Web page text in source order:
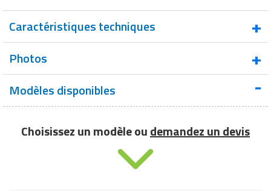
Vaisselle restaurant
Vitrines réfrigérées
Caractéristiques techniques
Dimensions (L x l) cm
Inscription
Tarif des consommations
Impression
Sur PS 2mm
Avec feutre effaçable à l’alcool
Photos
Modèles disponibles
Choisissez un modèle oudemandez un devis